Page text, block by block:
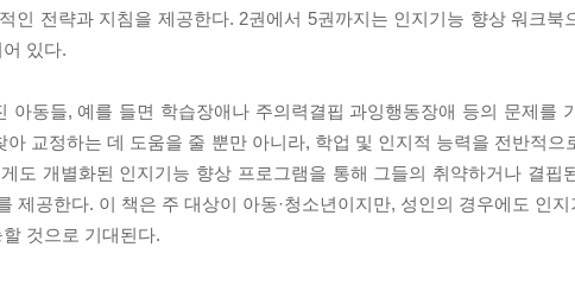
인 전략과 지침을 제공한다. 2권에서 5권까지는 인지기능 향상 워크북
있다.
아동들, 예를 들면 학습장애나 주의력결핍 과잉행동장애 등의 문제를
교정하는 데 도움을 줄 뿐만 아니라, 학업 및 인지적 능력을 전반적으
도 개별화된 인지기능 향상 프로그램을 통해 그들의 취약하거나 결핍
제공한다. 이 책은 주 대상이 아동·청소년이지만, 성인의 경우에도 인
것으로 기대된다.